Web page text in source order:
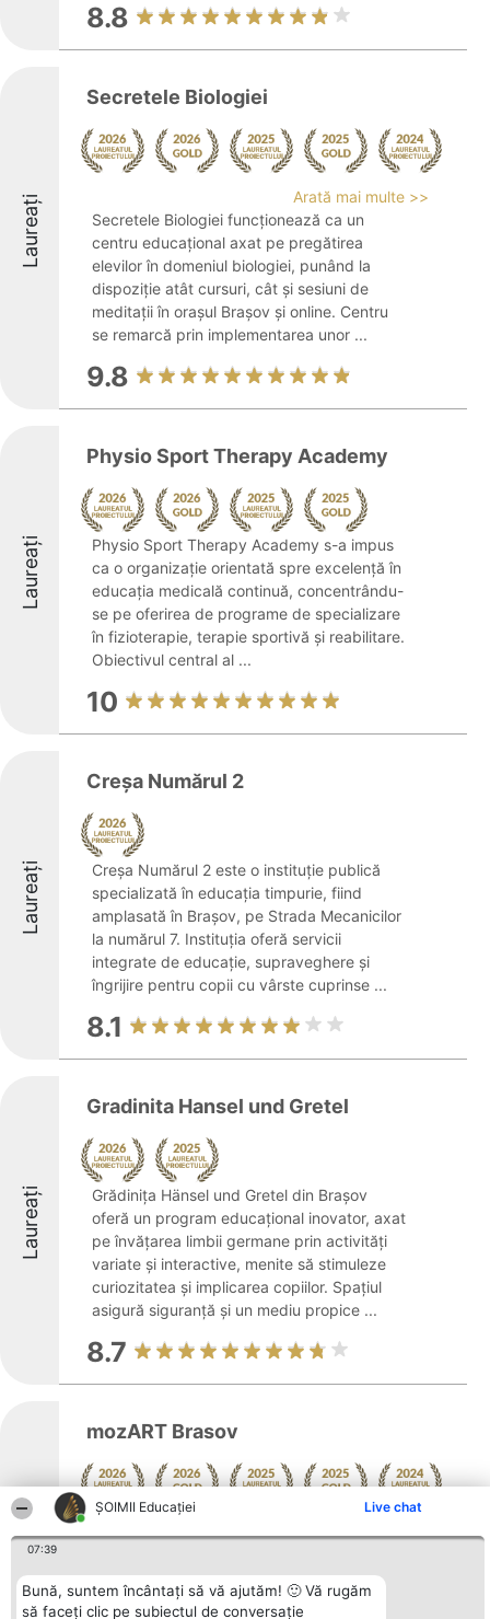
ȘOIMII Educației Live chat
07:39
Bună, suntem încântați să vă ajutăm! 🙂 Vă rugăm
să faceți clic pe subiectul de conversație
8.8
Laureați
Secretele Biologiei
Arată mai multe >>
Secretele Biologiei funcționează ca un
centru educațional axat pe pregătirea
elevilor în domeniul biologiei, punând la
dispoziție atât cursuri, cât și sesiuni de
meditații în orașul Brașov și online. Centru
se remarcă prin implementarea unor ...
9.8
Laureați
Physio Sport Therapy Academy
Physio Sport Therapy Academy s-a impus
ca o organizație orientată spre excelență în
educația medicală continuă, concentrându-
se pe oferirea de programe de specializare
în fizioterapie, terapie sportivă și reabilitare.
Obiectivul central al ...
10
Laureați
Creșa Numărul 2
Creșa Numărul 2 este o instituție publică
specializată în educația timpurie, fiind
amplasată în Brașov, pe Strada Mecanicilor
la numărul 7. Instituția oferă servicii
integrate de educație, supraveghere și
îngrijire pentru copii cu vârste cuprinse ...
8.1
Laureați
Gradinita Hansel und Gretel
Grădinița Hänsel und Gretel din Brașov
oferă un program educațional inovator, axat
pe învățarea limbii germane prin activități
variate și interactive, menite să stimuleze
curiozitatea și implicarea copiilor. Spațiul
asigură siguranță și un mediu propice ...
8.7
Laureați
mozART Brasov
specializat în educație muzicală,
concentrându-se pe organizarea de cursuri